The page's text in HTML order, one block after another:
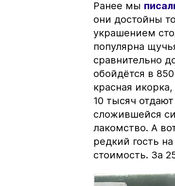
Ранее мы
они достойны
украшением
популярна
сравнительно
обойдётся в
красная
10 тысяч
сложившейся
лакомство. А
редкий гость
стоимость. За